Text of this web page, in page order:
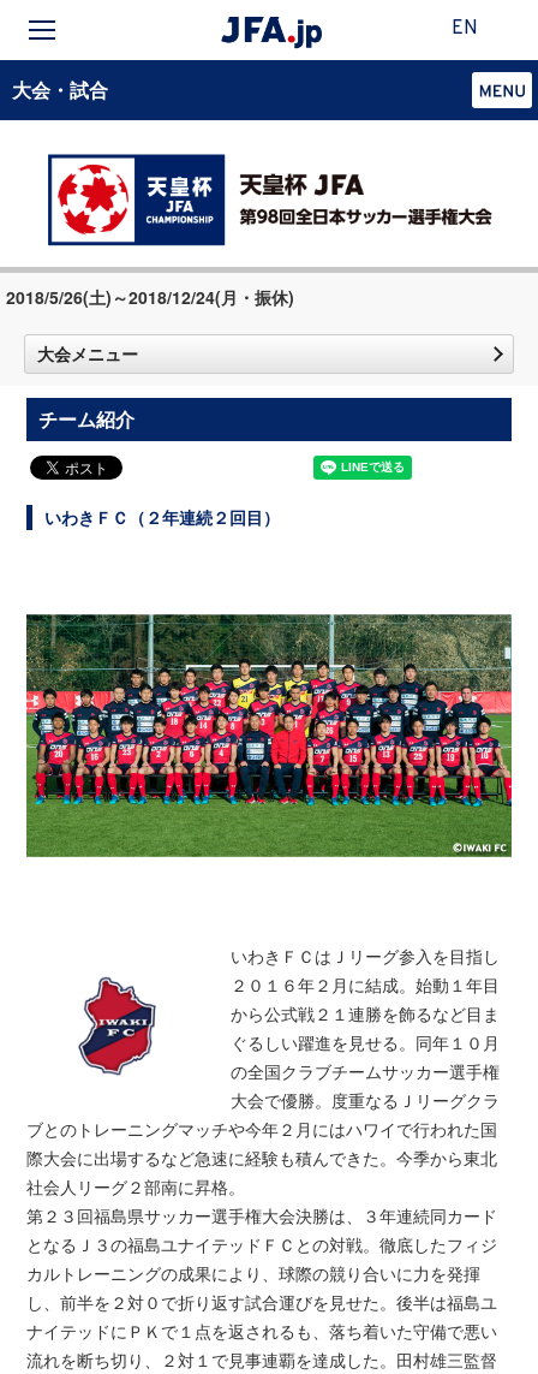
EN
大会・試合
2018/5/26(土)～2018/12/24(月・振休)
大会メニュー
チーム紹介
いわきＦＣ（２年連続２回目）
いわきＦＣはＪリーグ参入を目指し
２０１６年２月に結成。始動１年目
から公式戦２１連勝を飾るなど目ま
ぐるしい躍進を見せる。同年１０月
の全国クラブチームサッカー選手権
大会で優勝。度重なるＪリーグクラ
ブとのトレーニングマッチや今年２月にはハワイで行われた国
際大会に出場するなど急速に経験も積んできた。今季から東北
社会人リーグ２部南に昇格。
第２３回福島県サッカー選手権大会決勝は、３年連続同カード
となるＪ３の福島ユナイテッドＦＣとの対戦。徹底したフィジ
カルトレーニングの成果により、球際の競り合いに力を発揮
し、前半を２対０で折り返す試合運びを見せた。後半は福島ユ
ナイテッドにＰＫで１点を返されるも、落ち着いた守備で悪い
流れを断ち切り、２対１で見事連覇を達成した。田村雄三監督